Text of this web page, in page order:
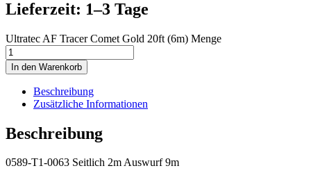
Lieferzeit: 1–3 Tage
Ultratec AF Tracer Comet Gold 20ft (6m) Menge
In den Warenkorb
Beschreibung
Zusätzliche Informationen
Beschreibung
0589-T1-0063 Seitlich 2m Auswurf 9m